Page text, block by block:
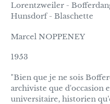
Lorentzweiler -
Hunsdorf - Blaschette
Marcel NOPPENEY
1953
"Bien que je ne sois
archiviste que d'occasion
universitaire, historien